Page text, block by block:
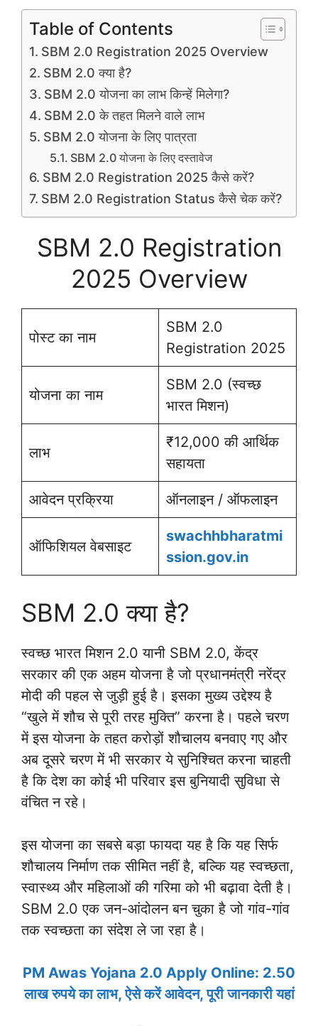
Table of Contents
SBM 2.0 Registration 2025 Overview
SBM 2.0 क्या है?
SBM 2.0 योजना का लाभ किन्हें मिलेगा?
SBM 2.0 के तहत मिलने वाले लाभ
SBM 2.0 योजना के लिए पात्रता
SBM 2.0 योजना के लिए दस्तावेज
SBM 2.0 Registration 2025 कैसे करें?
SBM 2.0 Registration Status कैसे चेक करें?
SBM 2.0 Registration
2025 Overview
पोस्ट का नाम
SBM 2.0
Registration 2025
योजना का नाम
SBM 2.0 (स्वच्छ
भारत मिशन)
लाभ
₹12,000 की आर्थिक
सहायता
आवेदन प्रक्रिया ऑनलाइन / ऑफलाइन
ऑफिशियल वेबसाइट
swachhbharatmi
ssion.gov.in
SBM 2.0 क्या है?
स्वच्छ भारत मिशन 2.0 यानी SBM 2.0, केंद्र
सरकार की एक अहम योजना है जो प्रधानमंत्री नरेंद्र
मोदी की पहल से जुड़ी हुई है। इसका मुख्य उद्देश्य है
“खुले में शौच से पूरी तरह मुक्ति” करना है। पहले चरण
में इस योजना के तहत करोड़ों शौचालय बनवाए गए और
अब दूसरे चरण में भी सरकार ये सुनिश्चित करना चाहती
है कि देश का कोई भी परिवार इस बुनियादी सुविधा से
वंचित न रहे।
इस योजना का सबसे बड़ा फायदा यह है कि यह सिर्फ
शौचालय निर्माण तक सीमित नहीं है, बल्कि यह स्वच्छता,
स्वास्थ्य और महिलाओं की गरिमा को भी बढ़ावा देती है।
SBM 2.0 एक जन-आंदोलन बन चुका है जो गांव-गांव
तक स्वच्छता का संदेश ले जा रहा है।
PM Awas Yojana 2.0 Apply Online: 2.50
लाख रुपये का लाभ, ऐसे करें आवेदन, पूरी जानकारी यहां